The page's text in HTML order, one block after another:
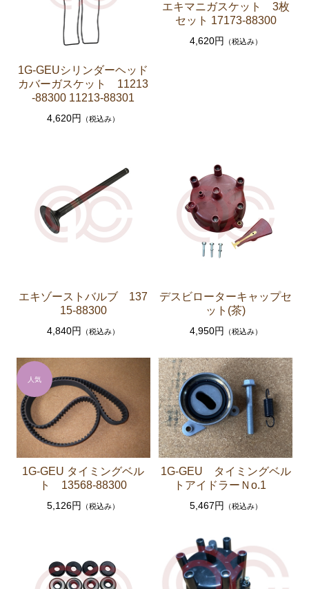
ソアラ GZ20 MZ20 MZ21
エンジンパーツ 7M-GTEU MZ20 MZ21
エンジンパーツ 1G-GTEU GZ20
エンジンパーツ 1G-GEU GZ20
エンジンパーツ 1G-EU GZ20
ブレーキパーツ（マスターシリンダー リペアキッ
ト ホース など）
クラッチパーツ（マスターシリンダー クラッチレリ
ーズシリンダー オーバーホールキット など）
燃料パーツ（ポンプ フィルター ダンパー センダ
エンジンパーツ 2JZ-GE JZZ31
ブレーキパーツ（マスターシリンダー リペアキッ
コロナマークⅡ チェイサー MX3# MX4#
エンジンパーツ M-EU
マークⅡ クレスタ チェイサーGX50 51 GX60 61 MX51 6
1 63 RX63
エンジンパーツ 1G-GEU
エンジンパーツ 1G-EU
エンジンパーツ 18R-GEU
エンジンパーツ（マウント 他）
1G-GEUシリンダーヘッド
カバーガスケット 11213
-88300 11213-88301
4,620円 （税込み）
エキマニガスケット 3枚
セット 17173-88300
4,620円 （税込み）
エキゾーストバルブ 137
15-88300
4,840円 （税込み）
デスビローターキャップセ
ット(茶)
4,950円 （税込み）
1G-GEU タイミングベル
ト 13568-88300
5,126円 （税込み）
1G-GEU タイミングベル
トアイドラーＮo.1
5,467円 （税込み）